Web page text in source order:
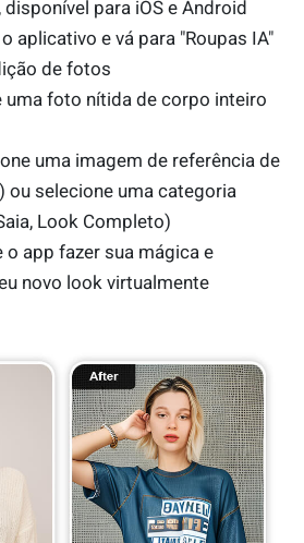
, disponível para iOS e Android
aplicativo e vá para "Roupas IA"
de fotos
uma foto nítida de corpo inteiro
uma imagem de referência de
ou selecione uma categoria
Look Completo)
o app fazer sua mágica e
novo look virtualmente